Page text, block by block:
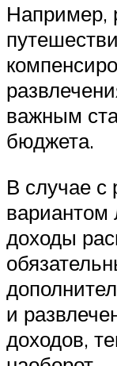
Например,
важным
бюджета.
В случае с
вариантом
доходы
и
доходов,